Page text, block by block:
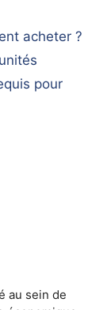
acheter ?
pour
au sein de